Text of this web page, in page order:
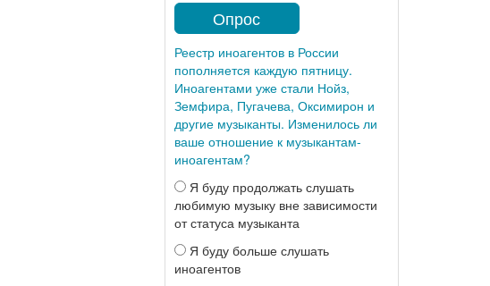
Опрос
Реестр иноагентов в России
пополняется каждую пятницу.
Иноагентами уже стали Нойз,
Земфира, Пугачева, Оксимирон и
другие музыканты. Изменилось ли
ваше отношение к музыкантам-
иноагентам?
Я буду продолжать слушать
любимую музыку вне зависимости
от статуса музыканта
Я буду больше слушать
иноагентов